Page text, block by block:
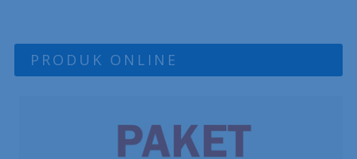
PRODUK ONLINE